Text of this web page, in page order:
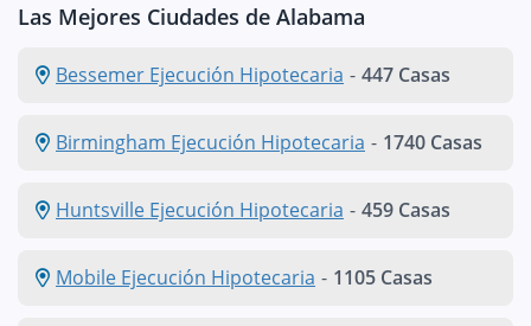
Las Mejores Ciudades de Alabama
Bessemer Ejecución Hipotecaria - 447 Casas
Birmingham Ejecución Hipotecaria - 1740 Casas
Huntsville Ejecución Hipotecaria - 459 Casas
Mobile Ejecución Hipotecaria - 1105 Casas